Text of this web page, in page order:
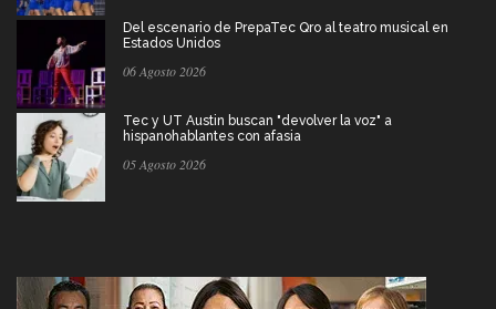
Del escenario de PrepaTec Qro al teatro musical en
Estados Unidos
06 Agosto 2026
Tec y UT Austin buscan "devolver la voz" a
hispanohablantes con afasia
05 Agosto 2026